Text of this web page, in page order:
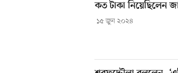
কত টাকা নিয়েছিলেন
১৫ জুন ২০২৪